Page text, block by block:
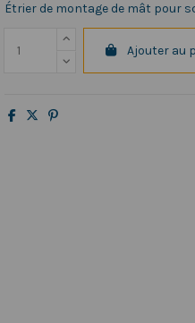
Étrier de montage de mât pour
Ajouter au